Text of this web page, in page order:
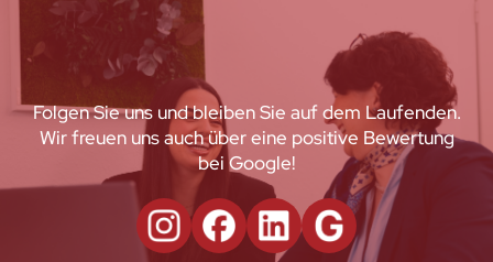
Folgen Sie uns und bleiben Sie auf dem Laufenden.
Wir freuen uns auch über eine positive Bewertung
bei Google!